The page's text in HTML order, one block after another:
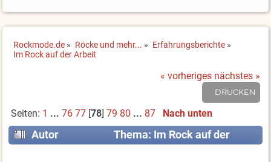
Rockmode.de » Röcke und mehr... » Erfahrungsberichte »
Im Rock auf der Arbeit
« vorheriges nächstes »
DRUCKEN
Seiten: 1 ... 76 77[78] 79 80 ... 87 Nach unten
Autor
Thema: Im Rock auf der